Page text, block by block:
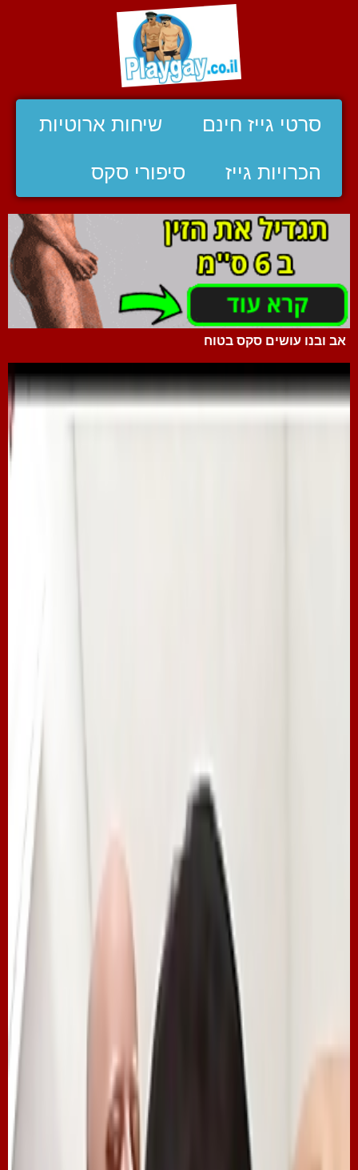
סרטי גייז חינם שיחות ארוטיות
הכרויות גייז סיפורי סקס
אב ובנו עושים סקס בטוח